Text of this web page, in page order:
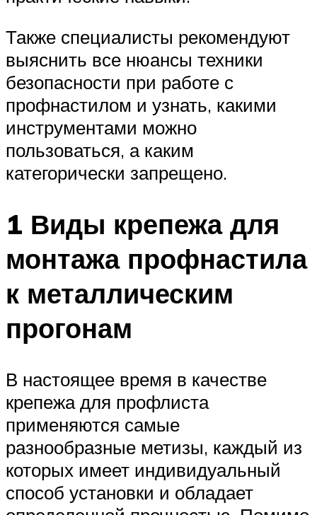
Также специалисты рекомендуют
выяснить все нюансы техники
безопасности при работе с
профнастилом и узнать, какими
инструментами можно
пользоваться, а каким
категорически запрещено.
1 Виды крепежа для
монтажа профнастила
к металлическим
прогонам
В настоящее время в качестве
крепежа для профлиста
применяются самые
разнообразные метизы, каждый из
которых имеет индивидуальный
способ установки и обладает